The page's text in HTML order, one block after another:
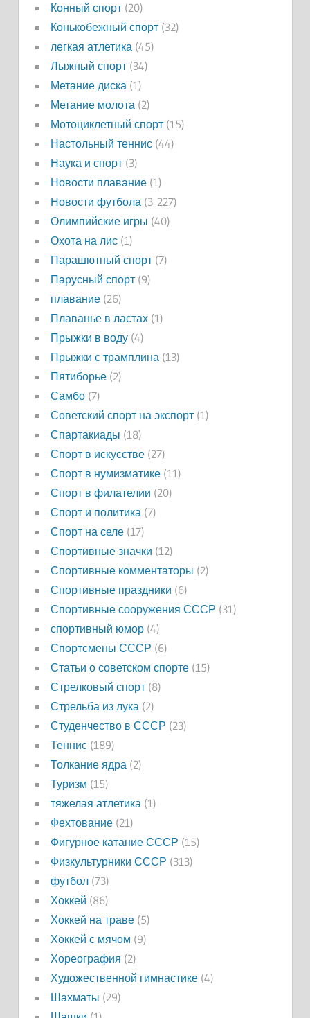
Конный спорт(20)
Конькобежный спорт(32)
легкая атлетика(45)
Лыжный спорт(34)
Метание диска(1)
Метание молота(2)
Мотоциклетный спорт(15)
Настольный теннис(44)
Наука и спорт(3)
Новости плавание(1)
Новости футбола(3 227)
Олимпийские игры (40)
Охота на лис(1)
Парашютный спорт(7)
Парусный спорт(9)
плавание(26)
Плаванье в ластах(1)
Прыжки в воду(4)
Прыжки с трамплина(13)
Пятиборье(2)
Самбо(7)
Советский спорт на экспорт(1)
Спартакиады (18)
Спорт в искусстве(27)
Спорт в нумизматике(11)
Спорт в филателии (20)
Спорт и политика(7)
Спорт на селе(17)
Спортивные значки (12)
Спортивные комментаторы (2)
Спортивные праздники (6)
Спортивные сооружения СССР (31)
спортивный юмор(4)
Спортсмены СССР (6)
Статьи о советском спорте(15)
Стрелковый спорт(8)
Стрельба из лука(2)
Студенчество в СССР (23)
Теннис(189)
Толкание ядра(2)
Туризм (15)
тяжелая атлетика(1)
Фехтование(21)
Фигурное катание СССР (15)
Физкультурники СССР (313)
футбол(73)
Хоккей (86)
Хоккей на траве(5)
Хоккей с мячом (9)
Хореография (2)
Художественной гимнастике(4)
Шахматы (29)